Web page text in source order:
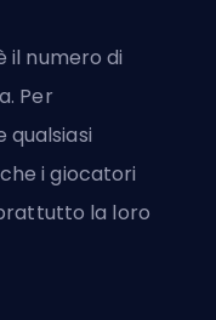
il numero di
Per
i giocatori
la loro